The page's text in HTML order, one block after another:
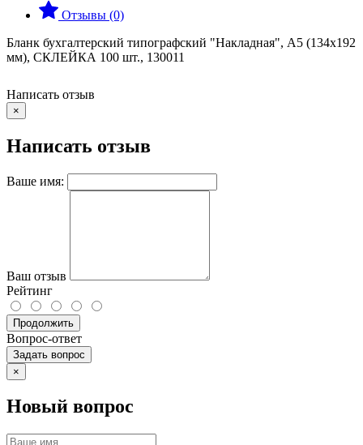
Отзывы (0)
Бланк бухгалтерский типографский "Накладная", А5 (134х192
мм), СКЛЕЙКА 100 шт., 130011
Написать отзыв
×
Написать отзыв
Ваше имя:
Ваш отзыв
Рейтинг
Продолжить
Вопрос-ответ
Задать вопрос
×
Новый вопрос